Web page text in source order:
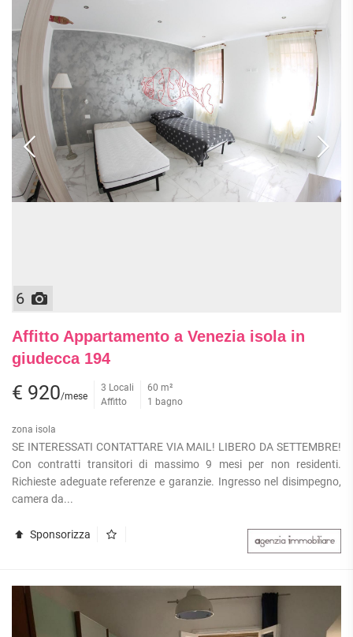
6
Affitto Appartamento a Venezia isola in
giudecca 194
€ 920/mese
3 Locali
Affitto
60 m²
1 bagno
zona isola
SE INTERESSATI CONTATTARE VIA MAIL! LIBERO DA SETTEMBRE!
Con contratti transitori di massimo 9 mesi per non residenti.
Richieste adeguate referenze e garanzie. Ingresso nel disimpegno,
camera da...
Sponsorizza